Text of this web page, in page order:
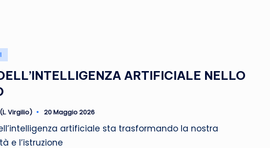
ARTIFICIALE NELLO
Virgilio) 20 Maggio 2026
artificiale sta trasformando la nostra
e l’istruzione